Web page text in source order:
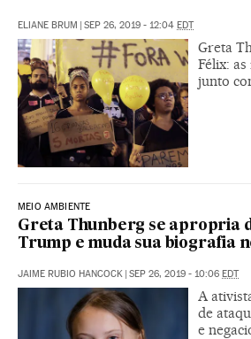
ELIANE BRUM | SEP 26, 2019 - 12:04 EDT
Greta
Félix:
junto
MEIO AMBIENTE
Greta Thunberg se apropria
Trump e muda sua biografia
JAIME RUBIO HANCOCK | SEP 26, 2019 - 10:06 EDT
A
de
e